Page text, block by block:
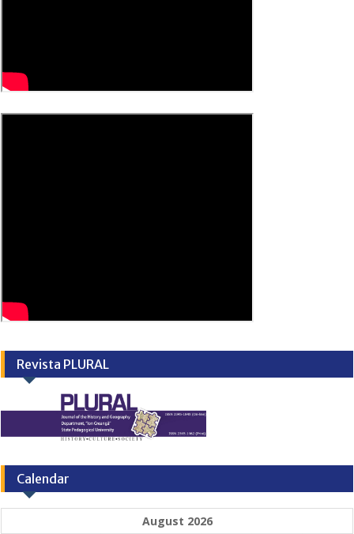
Revista PLURAL
Calendar
August 2026